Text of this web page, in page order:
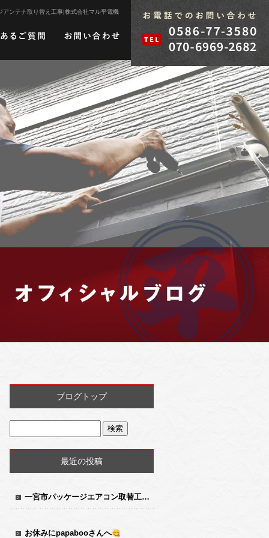
アンテナ取り替え工事|株式会社マル平電機
ブログトップ
最近の投稿
一宮市パッケージエアコン取替工事
お休みにpapabooさんへ